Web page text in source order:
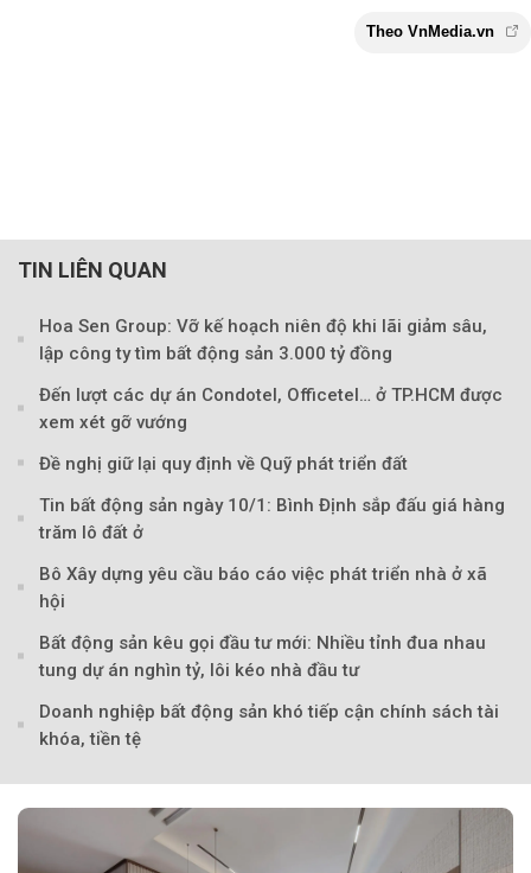
TIN LIÊN QUAN
Hoa Sen Group: Vỡ kế hoạch niên độ khi lãi giảm sâu,
lập công ty tìm bất động sản 3.000 tỷ đồng
Đến lượt các dự án Condotel, Officetel… ở TP.HCM được
xem xét gỡ vướng
Đề nghị giữ lại quy định về Quỹ phát triển đất
Tin bất động sản ngày 10/1: Bình Định sắp đấu giá hàng
trăm lô đất ở
Bô Xây dựng yêu cầu báo cáo việc phát triển nhà ở xã
hội
Bất động sản kêu gọi đầu tư mới: Nhiều tỉnh đua nhau
tung dự án nghìn tỷ, lôi kéo nhà đầu tư
Doanh nghiệp bất động sản khó tiếp cận chính sách tài
khóa, tiền tệ